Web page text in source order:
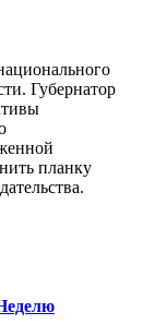
Губернатор
планку